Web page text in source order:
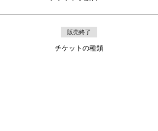
販売終了
チケットの種類